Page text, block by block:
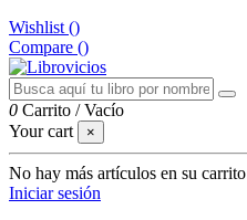
Wishlist ()
Compare ()
0 Carrito /Vacío
Your cart
×
No hay más artículos en su carrito
Iniciar sesión